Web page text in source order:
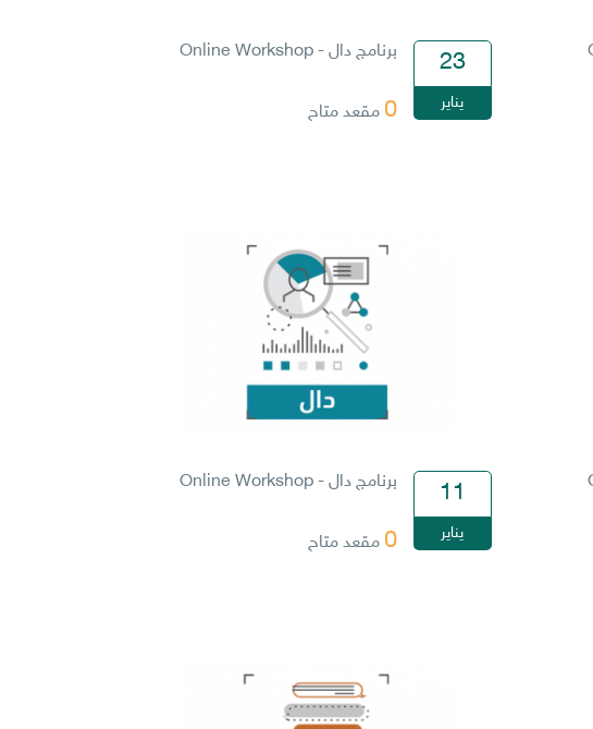
23
يناير
برنامج دال - Online Workshop
0 مقعد متاح
11
يناير
برنامج دال - Online Workshop
0 مقعد متاح